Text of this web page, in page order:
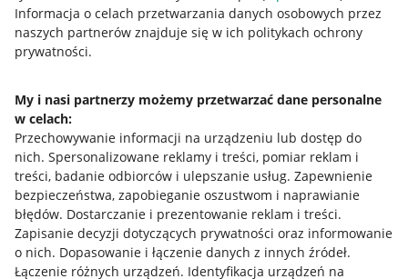
Informacja o celach przetwarzania danych osobowych przez
naszych partnerów znajduje się w ich politykach ochrony
prywatności.
My i nasi partnerzy możemy przetwarzać dane personalne
w celach:
Przechowywanie informacji na urządzeniu lub dostęp do
nich. Spersonalizowane reklamy i treści, pomiar reklam i
treści, badanie odbiorców i ulepszanie usług. Zapewnienie
bezpieczeństwa, zapobieganie oszustwom i naprawianie
błędów. Dostarczanie i prezentowanie reklam i treści.
Zapisanie decyzji dotyczących prywatności oraz informowanie
o nich. Dopasowanie i łączenie danych z innych źródeł.
Łączenie różnych urządzeń. Identyfikacja urządzeń na
Napisz do nas
Allegro Gadane dla sprzedających
Mapa miejscowości
Informacje prawne
Regulamin
Polityka plików "cookies"
Ustawienia plików "cookies"